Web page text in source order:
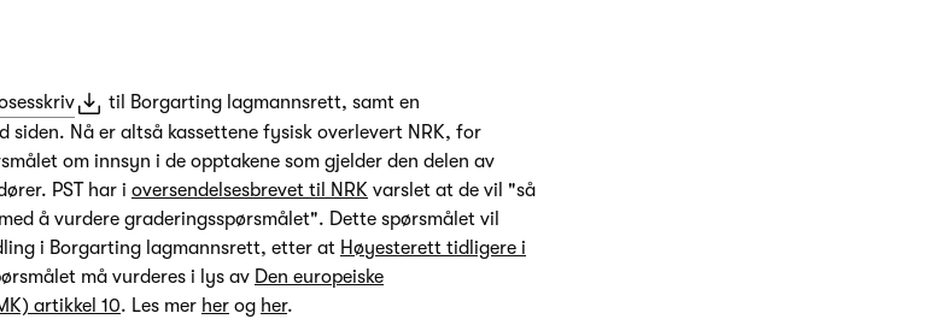
til Borgarting lagmannsrett, samt en
siden. Nå er altså kassettene fysisk overlevert NRK, for
om innsyn i de opptakene som gjelder den delen av
PST har i oversendelsesbrevet til NRK varslet at de vil "så
å vurdere graderingsspørsmålet". Dette spørsmålet vil
i Borgarting lagmannsrett, etter at Høyesterett tidligere i
må vurderes i lys av Den europeiske
artikkel 10. Les mer her og her.